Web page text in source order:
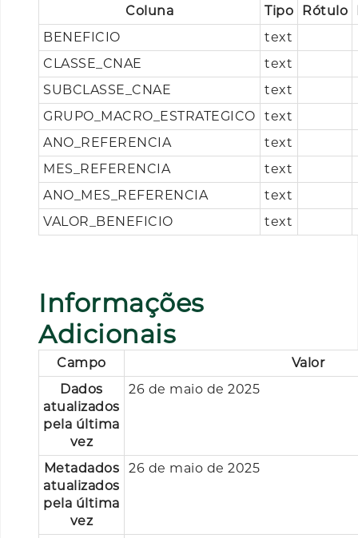
Coluna Tipo Rótulo
BENEFICIO
text
CLASSE_CNAE
text
SUBCLASSE_CNAE
text
GRUPO_MACRO_ESTRATEGICO
text
ANO_REFERENCIA
text
MES_REFERENCIA
text
ANO_MES_REFERENCIA
text
VALOR_BENEFICIO
text
Informações
Adicionais
Campo
Valor
Dados
atualizados
pela última
vez
26 de maio de 2025
Metadados
atualizados
pela última
vez
26 de maio de 2025